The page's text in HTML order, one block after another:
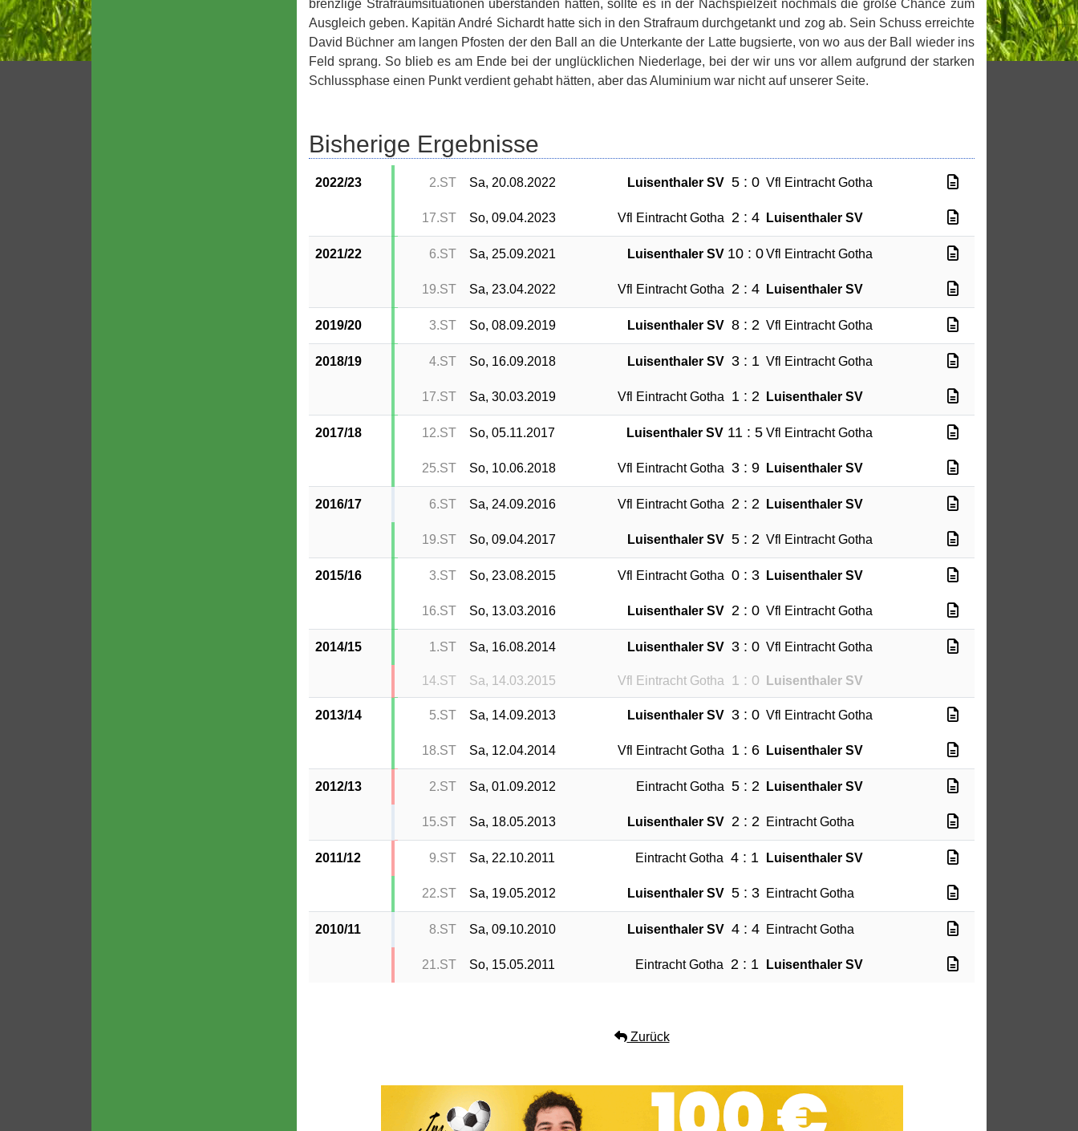
brenzlige Strafraumsituationen überstanden hatten, sollte es in der Nachspielzeit nochmals die große Chance zum
Ausgleich geben. Kapitän André Sichardt hatte sich in den Strafraum durchgetankt und zog ab. Sein Schuss erreichte
David Büchner am langen Pfosten der den Ball an die Unterkante der Latte bugsierte, von wo aus der Ball wieder ins
Feld sprang. So blieb es am Ende bei der unglücklichen Niederlage, bei der wir uns vor allem aufgrund der starken
Schlussphase einen Punkt verdient gehabt hätten, aber das Aluminium war nicht auf unserer Seite.
Bisherige Ergebnisse
2022/23 2.ST Sa, 20.08.2022 Luisenthaler SV 5 : 0 Vfl Eintracht Gotha
17.ST So, 09.04.2023 Vfl Eintracht Gotha 2 : 4 Luisenthaler SV
2021/22 6.ST Sa, 25.09.2021 Luisenthaler SV 10 : 0 Vfl Eintracht Gotha
19.ST Sa, 23.04.2022 Vfl Eintracht Gotha 2 : 4 Luisenthaler SV
2019/20 3.ST So, 08.09.2019 Luisenthaler SV 8 : 2 Vfl Eintracht Gotha
2018/19 4.ST So, 16.09.2018 Luisenthaler SV 3 : 1 Vfl Eintracht Gotha
17.ST Sa, 30.03.2019 Vfl Eintracht Gotha 1 : 2 Luisenthaler SV
2017/18 12.ST So, 05.11.2017 Luisenthaler SV 11 : 5 Vfl Eintracht Gotha
25.ST So, 10.06.2018 Vfl Eintracht Gotha 3 : 9 Luisenthaler SV
2016/17 6.ST Sa, 24.09.2016 Vfl Eintracht Gotha 2 : 2 Luisenthaler SV
19.ST So, 09.04.2017 Luisenthaler SV 5 : 2 Vfl Eintracht Gotha
2015/16 3.ST So, 23.08.2015 Vfl Eintracht Gotha 0 : 3 Luisenthaler SV
16.ST So, 13.03.2016 Luisenthaler SV 2 : 0 Vfl Eintracht Gotha
2014/15 1.ST Sa, 16.08.2014 Luisenthaler SV 3 : 0 Vfl Eintracht Gotha
14.ST Sa, 14.03.2015 Vfl Eintracht Gotha 1 : 0 Luisenthaler SV
2013/14 5.ST Sa, 14.09.2013 Luisenthaler SV 3 : 0 Vfl Eintracht Gotha
18.ST Sa, 12.04.2014 Vfl Eintracht Gotha 1 : 6 Luisenthaler SV
2012/13 2.ST Sa, 01.09.2012 Eintracht Gotha 5 : 2 Luisenthaler SV
15.ST Sa, 18.05.2013 Luisenthaler SV 2 : 2 Eintracht Gotha
2011/12 9.ST Sa, 22.10.2011 Eintracht Gotha 4 : 1 Luisenthaler SV
22.ST Sa, 19.05.2012 Luisenthaler SV 5 : 3 Eintracht Gotha
2010/11 8.ST Sa, 09.10.2010 Luisenthaler SV 4 : 4 Eintracht Gotha
21.ST So, 15.05.2011 Eintracht Gotha 2 : 1 Luisenthaler SV
Zurück